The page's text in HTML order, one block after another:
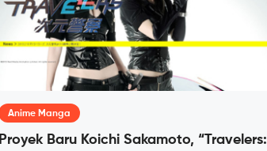
Anime Manga
Proyek Baru Koichi Sakamoto, “Travelers: